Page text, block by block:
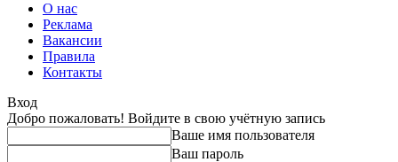
О нас
Реклама
Вакансии
Правила
Контакты
Вход
Добро пожаловать! Войдите в свою учётную запись
Ваше имя пользователя
Ваш пароль